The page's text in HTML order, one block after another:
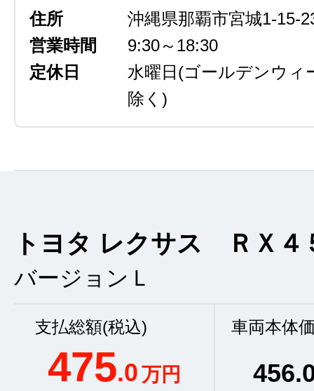
住所
沖縄県那覇市宮城1-15-
営業時間
9:30～18:30
定休日
水曜日 (ゴールデンウィ
除く)
トヨタ レクサス ＲＸ
バージョンＬ
支払総額(税込)
475.0万円
車両本体
456